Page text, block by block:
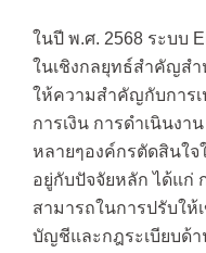
ในปี พ.ศ. 2568 ระบบ
ในเชิงกลยุทธ์สำคัญสำ
ให้ความสำคัญกับการ
การเงิน การดำเนินงา
หลายๆองค์กรตัดสินใจ
อยู่กับปัจจัยหลัก ได้แก่
สามารถในการปรับให้
บัญชีและกฎระเบียบด้